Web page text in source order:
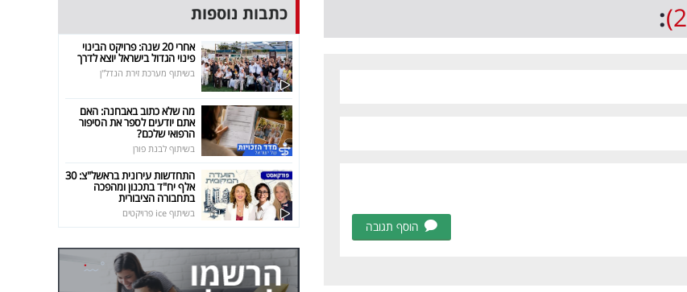
:
הוסף תגובה
כתבות נוספות
אחרי 20 שנה: פרויקט הבינוי
פינוי הגדול בישראל יוצא לדרך
בשיתוף מערכת זירת הנדל"ן
מה שלא כתוב באבחנה: האם
אתם יודעים לספר את הסיפור
הרפואי שלכם?
בשיתוף לבנת פורן
התחדשות עירונית בראשל"צ: 30
אלף יח"ד בתכנון ומהפכה
בתחבורה הציבורית
בשיתוף ice פרויקטים